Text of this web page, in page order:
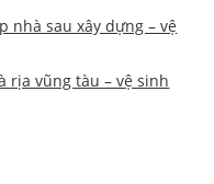
nhà sau xây dựng – vệ
rịa vũng tàu – vệ sinh